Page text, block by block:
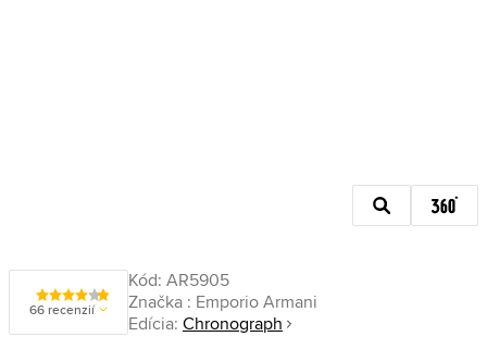
66 recenzií
Kód: AR5905
Značka : Emporio Armani
Edícia: Chronograph